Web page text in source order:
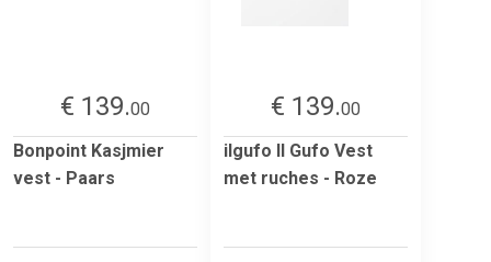
€ 139.00
Bonpoint Kasjmier
vest - Paars
€ 139.00
ilgufo Il Gufo Vest
met ruches - Roze